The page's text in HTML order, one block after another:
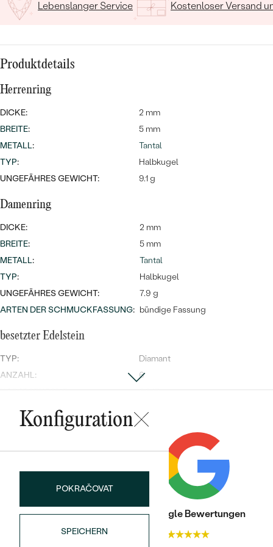
Wave Kollektion
ANSEHEN
NACH DER FARBE
MASSGEFERTIGTER
DIAMANTEN
Bestseller
Ohrrinnge
Personalisierte
Halsketten
ANSEHEN
Meistverkaufte
Ringe
ANSEHEN
Lebenslanger Service Kostenloser Versand
Produktdetails
Herrenring
DICKE:
2 mm
BREITE:
5 mm
METALL:
Tantal
TYP:
Halbkugel
UNGEFÄHRES GEWICHT:
9.1 g
Damenring
DICKE:
2 mm
BREITE:
5 mm
METALL:
Tantal
TYP:
Halbkugel
UNGEFÄHRES GEWICHT:
7.9 g
ARTEN DER SCHMUCKFASSUNG: bündige Fassung
besetzter Edelstein
TYP:
Diamant
ANZAHL:
6
KARATGEWICHT:
0.047 ct
REINHEIT:
FARBE:
G-H
Natürlich
Konfiguration
POKRAČOVAT
SPEICHERN
Trusted shop BewertungenGoogle Bewertungen